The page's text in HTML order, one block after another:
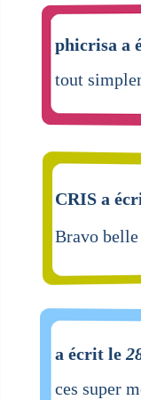
phicrisa a
tout
CRIS a
Bravo
a écrit le
ces super